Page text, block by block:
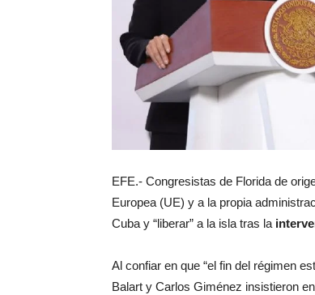
EFE.- Congresistas de Florida de
Europea (UE) y a la propia
Cuba y “liberar” a la isla tras la
Al confiar en que “el fin del régimen
Balart y Carlos Giménez insistieron